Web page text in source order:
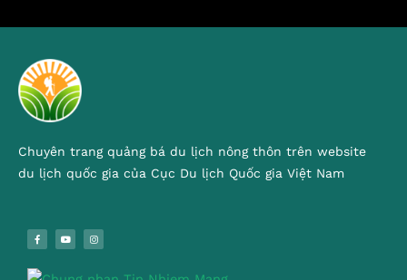
Chuyên trang quảng bá du lịch nông thôn trên website
du lịch quốc gia của Cục Du lịch Quốc gia Việt Nam